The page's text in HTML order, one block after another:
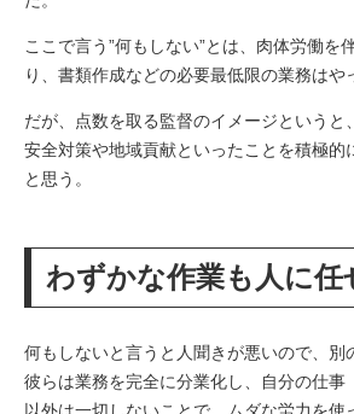
ここで言う”何もしない”とは、肉体労働を
り、書類作成などの必要最低限の業務はや
だが、点数を取る監督のイメージというと
安全対策や地域貢献といったことを積極的
と思う。
わずかな作業も人に任
何もしないと言うと人聞きが悪いので、別
彼らは業務を完全に分業化し、自分の仕事